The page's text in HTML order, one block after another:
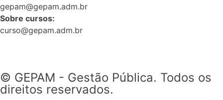
gepam@gepam.adm.br
Sobre cursos:
curso@gepam.adm.br
© GEPAM - Gestão Pública. Todos os
direitos reservados.